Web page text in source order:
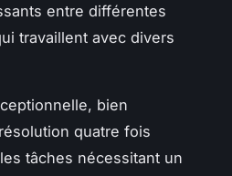
entre différentes
travaillent avec divers
bien
quatre fois
tâches nécessitant un